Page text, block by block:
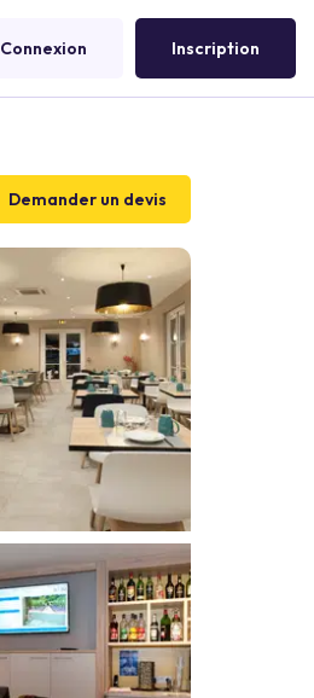
Connexion Inscription
Demander un devis